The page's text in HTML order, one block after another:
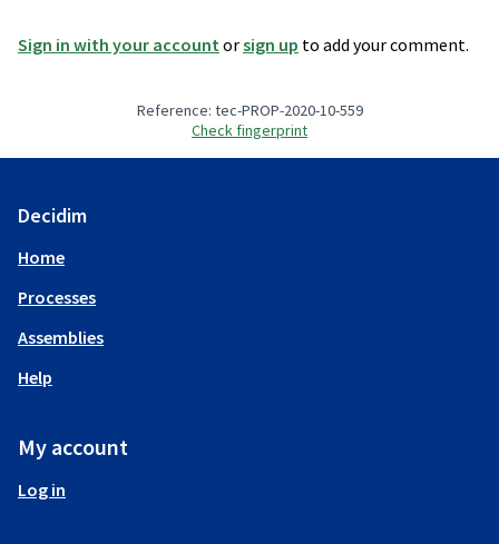
Sign in with your accountorsign up to add your comment.
Reference: tec-PROP-2020-10-559
Check fingerprint
Decidim
Home
Processes
Assemblies
Help
My account
Log in